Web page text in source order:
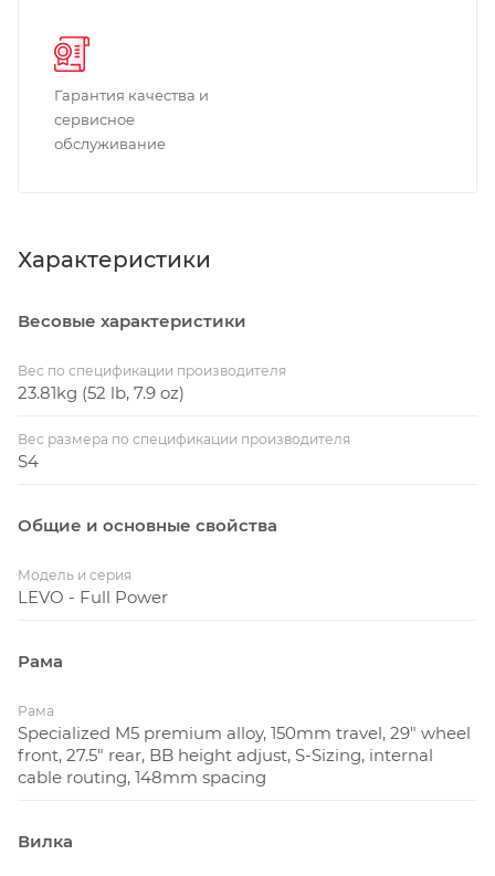
Гарантия качества и
сервисное
обслуживание
Характеристики
Весовые характеристики
Вес по спецификации производителя
23.81kg (52 lb, 7.9 oz)
Вес размера по спецификации производителя
S4
Общие и основные свойства
Модель и серия
LEVO - Full Power
Рама
Рама
Specialized M5 premium alloy, 150mm travel, 29" wheel
front, 27.5" rear, BB height adjust, S-Sizing, internal
cable routing, 148mm spacing
Вилка